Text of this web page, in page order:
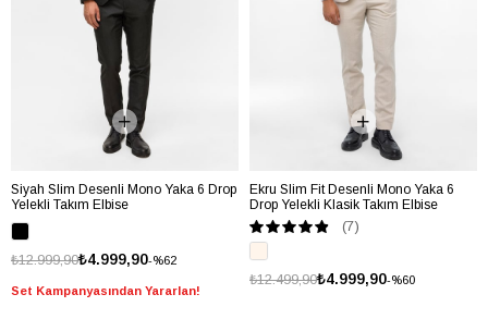
Siyah Slim Desenli Mono Yaka 6 Drop
Yelekli Takım Elbise
%62
₺4.999,90
₺12.999,90
Set Kampanyasından Yararlan!
Ekru Slim Fit Desenli Mono Yaka 6
Drop Yelekli Klasik Takım Elbise
(7)
%60
₺4.999,90
₺12.499,90